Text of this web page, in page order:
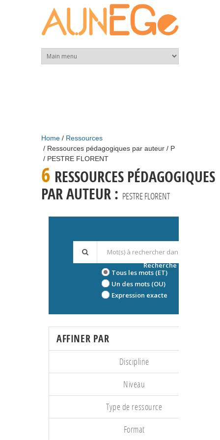
Home
Ressources
Ressources pédagogiques par auteur
P
PESTRE FLORENT
6 RESSOURCES PÉDAGOGIQUES
PAR AUTEUR : PESTRE FLORENT
Tous les mots (ET)
Un des mots (OU)
Expression exacte
Recherche avancée
AFFINER PAR
Discipline
Niveau
Type de ressource
Format